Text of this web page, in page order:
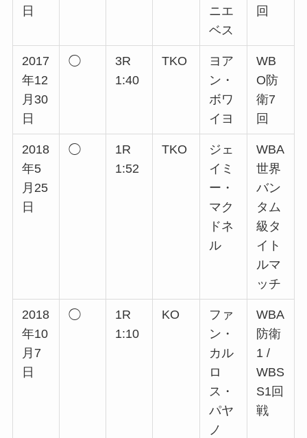
日
ニエ
ベス
回
2017
年12
月30
日
◯
3R
1:40
TKO
ヨア
ン・
ボワ
イヨ
WB
O防
衛7
回
2018
年5
月25
日
◯
1R
1:52
TKO
ジェ
イミ
ー・
マク
ドネ
ル
WBA
世界
バン
タム
級タ
イト
ルマ
ッチ
2018
年10
月7
日
◯
1R
1:10
KO
ファ
ン・
カル
ロ
ス・
パヤ
ノ
WBA
防衛
1 /
WBS
S1回
戦